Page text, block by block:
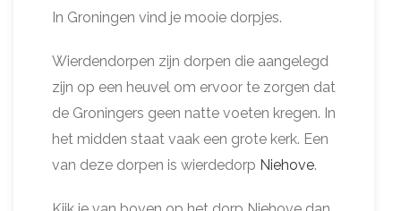
In Groningen vind je mooie dorpjes.
Wierdendorpen zijn dorpen die aangelegd
zijn op een heuvel om ervoor te zorgen dat
de Groningers geen natte voeten kregen. In
het midden staat vaak een grote kerk. Een
van deze dorpen is wierdedorp Niehove.